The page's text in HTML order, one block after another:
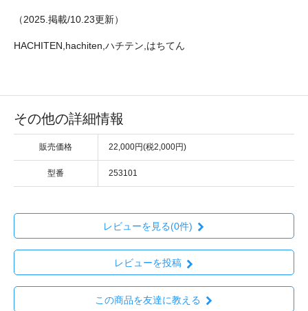
（2025.掲載/10.23更新）
HACHITEN,hachiten,ハチテン,はちてん
その他の詳細情報
販売価格 22,000円(税2,000円)
型番 253101
レビューを見る(0件)
レビューを投稿
この商品を友達に教える